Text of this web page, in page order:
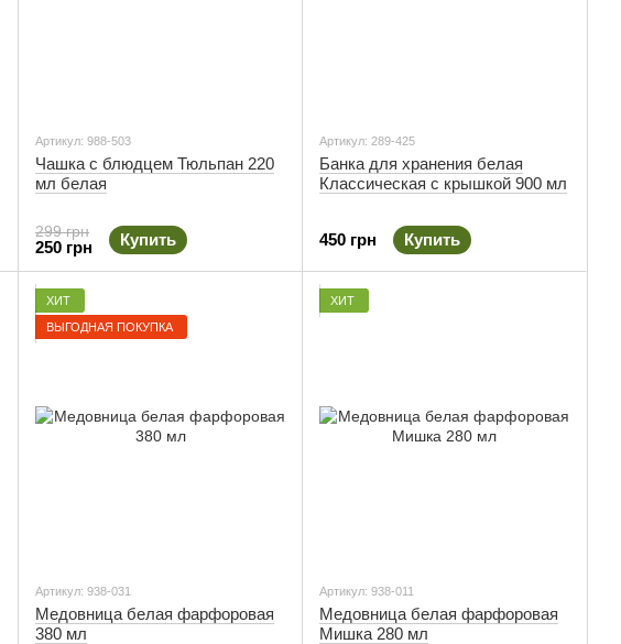
Артикул: 988-503
Чашка с блюдцем Тюльпан 220
мл белая
299 грн
250 грн Купить
Артикул: 289-425
Банка для хранения белая
Классическая с крышкой 900 мл
450 грн Купить
ХИТ
ВЫГОДНАЯ ПОКУПКА
Артикул: 938-031
Медовница белая фарфоровая
380 мл
ХИТ
Артикул: 938-011
Медовница белая фарфоровая
Мишка 280 мл